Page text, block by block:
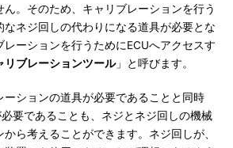
。そのため、キャリブレーションを行う
ネジ回しの代わりになる道具が必要とな
レーションを行うためにECUへアクセスす
リブレーションツール」と呼びます。
ションの道具が必要であることと同時
必要であることも、ネジとネジ回しの機械
ら考えることができます。ネジ回しが、